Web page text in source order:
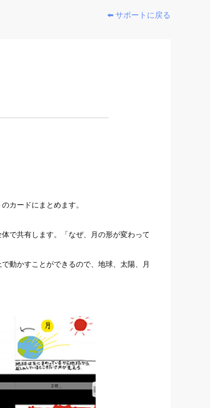
⬅️ サポートに戻る
カードにまとめます。
で共有します。「なぜ、月の形が変わって
動かすことができるので、地球、太陽、月